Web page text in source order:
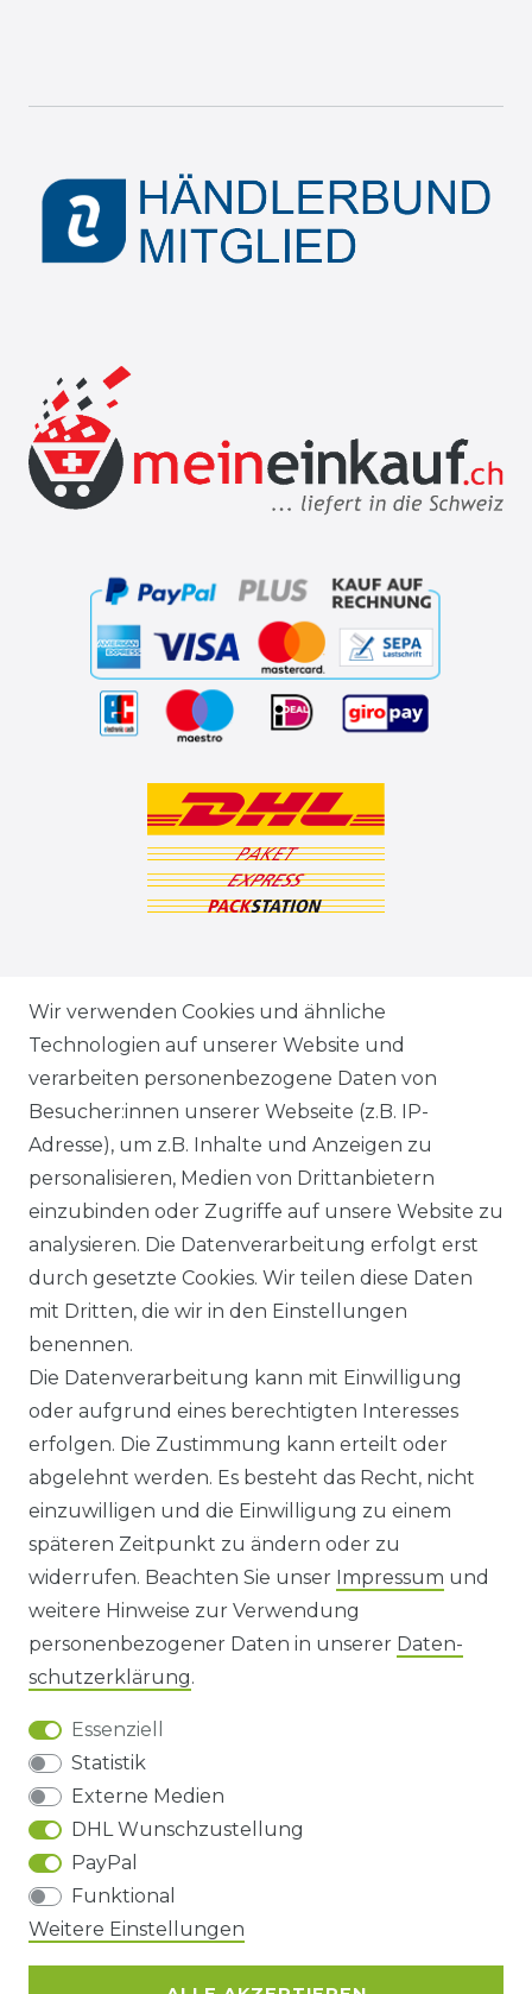
VERSANDARTEN & -KOSTEN
GEWERBETREIBENDE?
HILFE
KONTAKT
ANFAHRT
WIDERRUFS­FORMULAR
HINWEISE ZUR BATTERIEENTSORGUNG
IMPRESSUM
AGB UND KUNDENINFORMATIONEN
DATENSCHUTZERKLÄRUNG
BARRIEREFREIHEIT
Impressum Daten­schutz­erklärung
Barrierefreiheitserklärung
Wir verwenden Cookies und ähnliche
Technologien auf unserer Website und
verarbeiten personenbezogene Daten von
Besucher:innen unserer Webseite (z.B. IP-
Adresse), um z.B. Inhalte und Anzeigen zu
personalisieren, Medien von Drittanbietern
einzubinden oder Zugriffe auf unsere Website zu
analysieren. Die Datenverarbeitung erfolgt erst
durch gesetzte Cookies. Wir teilen diese Daten
mit Dritten, die wir in den Einstellungen
benennen.
Die Datenverarbeitung kann mit Einwilligung
oder aufgrund eines berechtigten Interesses
erfolgen. Die Zustimmung kann erteilt oder
abgelehnt werden. Es besteht das Recht, nicht
einzuwilligen und die Einwilligung zu einem
späteren Zeitpunkt zu ändern oder zu
widerrufen. Beachten Sie unser Impressum und
weitere Hinweise zur Verwendung
personenbezogener Daten in unserer Daten­
schutz­erklärung.
Essenziell
Statistik
Externe Medien
DHL Wunschzustellung
PayPal
Funktional
Weitere Einstellungen